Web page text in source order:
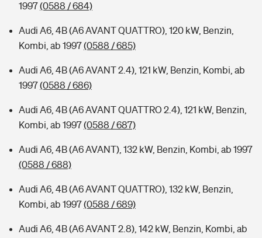
1997(0588 / 684)
Audi A6, 4B (A6 AVANT QUATTRO), 120 kW, Benzin,
Kombi, ab 1997(0588 / 685)
Audi A6, 4B (A6 AVANT 2.4), 121 kW, Benzin, Kombi, ab
1997(0588 / 686)
Audi A6, 4B (A6 AVANT QUATTRO 2.4), 121 kW, Benzin,
Kombi, ab 1997(0588 / 687)
Audi A6, 4B (A6 AVANT), 132 kW, Benzin, Kombi, ab 1997
(0588 / 688)
Audi A6, 4B (A6 AVANT QUATTRO), 132 kW, Benzin,
Kombi, ab 1997(0588 / 689)
Audi A6, 4B (A6 AVANT 2.8), 142 kW, Benzin, Kombi, ab